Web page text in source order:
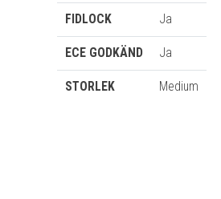
FIDLOCK Ja
ECE GODKÄND Ja
STORLEK Medium